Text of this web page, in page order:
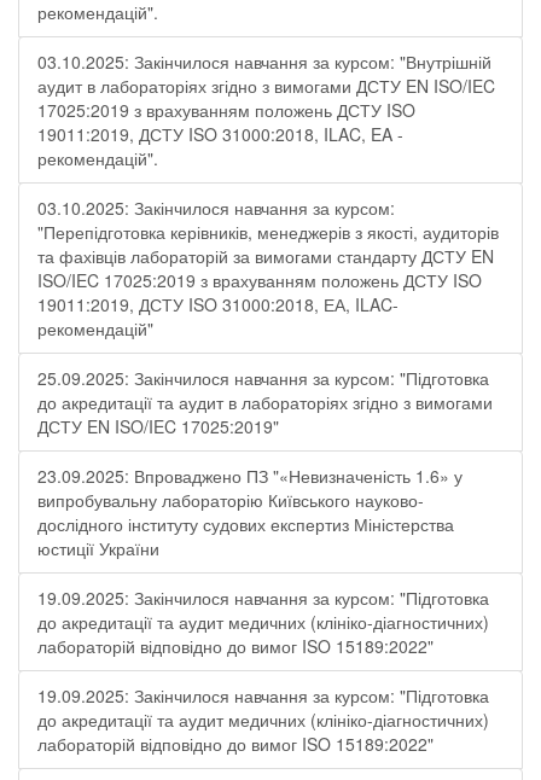
рекомендацій".
03.10.2025: Закінчилося навчання за курсом: "Внутрішній
аудит в лабораторіях згідно з вимогами ДСТУ EN ISO/IEC
17025:2019 з врахуванням положень ДСТУ ISO
19011:2019, ДСТУ ISO 31000:2018, ILAC, EA -
рекомендацій".
03.10.2025: Закінчилося навчання за курсом:
"Перепідготовка керівників, менеджерів з якості, аудиторів
та фахівців лабораторій за вимогами стандарту ДСТУ EN
ISO/IEC 17025:2019 з врахуванням положень ДСТУ ISO
19011:2019, ДСТУ ISO 31000:2018, ЕА, ILAC-
рекомендацій"
25.09.2025: Закінчилося навчання за курсом: "Підготовка
до акредитації та аудит в лабораторіях згідно з вимогами
ДСТУ EN ISO/IEC 17025:2019"
23.09.2025: Впроваджено ПЗ "«Невизначеність 1.6» у
випробувальну лабораторію Київського науково-
дослідного інституту судових експертиз Міністерства
юстиції України
19.09.2025: Закінчилося навчання за курсом: "Підготовка
до акредитації та аудит медичних (клініко-діагностичних)
лабораторій відповідно до вимог ISO 15189:2022"
19.09.2025: Закінчилося навчання за курсом: "Підготовка
до акредитації та аудит медичних (клініко-діагностичних)
лабораторій відповідно до вимог ISO 15189:2022"